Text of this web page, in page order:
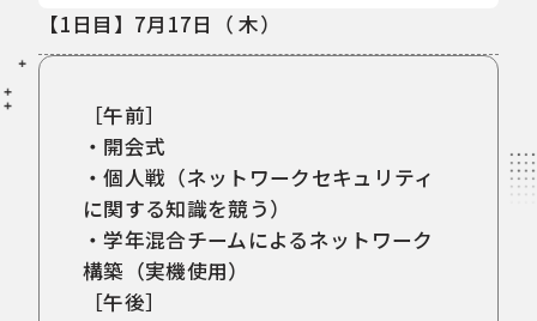
【1日目】7月17日（ 木）
［午前］
・開会式
・個人戦（ネットワークセキュリティ
に関する知識を競う）
・学年混合チームによるネットワーク
構築（実機使用）
［午後］